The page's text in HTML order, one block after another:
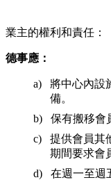
業主的權利和責任：
德事應：
將中心內設
備。
保有搬移會
提供會員其
期間要求會
在週一至週